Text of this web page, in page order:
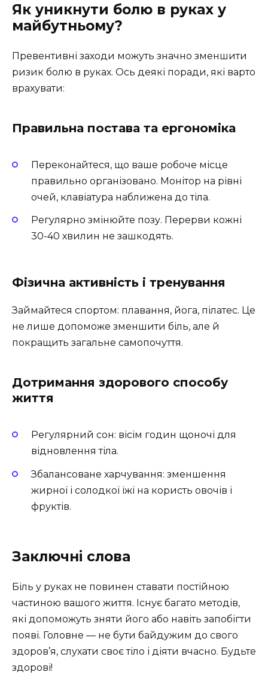
Як уникнути болю в руках у
майбутньому?
Превентивні заходи можуть значно зменшити
ризик болю в руках. Ось деякі поради, які варто
врахувати:
Правильна постава та ергономіка
Переконайтеся, що ваше робоче місце
правильно організовано. Монітор на рівні
очей, клавіатура наближена до тіла.
Регулярно змінюйте позу. Перерви кожні
30-40 хвилин не зашкодять.
Фізична активність і тренування
Займайтеся спортом: плавання, йога, пілатес. Це
не лише допоможе зменшити біль, але й
покращить загальне самопочуття.
Дотримання здорового способу
життя
Регулярний сон: вісім годин щоночі для
відновлення тіла.
Збалансоване харчування: зменшення
жирної і солодкої їжі на користь овочів і
фруктів.
Заключні слова
Біль у руках не повинен ставати постійною
частиною вашого життя. Існує багато методів,
які допоможуть зняти його або навіть запобігти
появі. Головне — не бути байдужим до свого
здоров’я, слухати своє тіло і діяти вчасно. Будьте
здорові!